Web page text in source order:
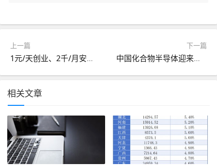
上一篇
1元/天创业、2千/月安居、百亿基金投人：浦东全面重仓青年人才
下一篇
中国化合物半导体迎来关键跃升，生态重构与成本挑战并存
相关文章